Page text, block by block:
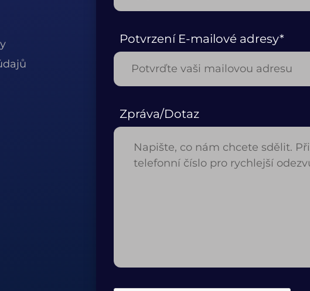
Potvrzení E-mailové adresy*
Zpráva/Dotaz